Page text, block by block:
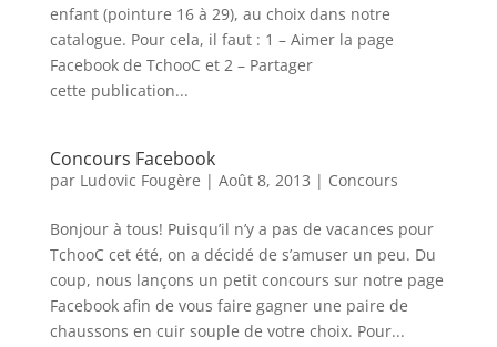
enfant (pointure 16 à 29), au choix dans notre
catalogue. Pour cela, il faut : 1 – Aimer la page
Facebook de TchooC et 2 – Partager
cette publication...
Concours Facebook
par Ludovic Fougère | Août 8, 2013 | Concours
Bonjour à tous! Puisqu’il n’y a pas de vacances pour
TchooC cet été, on a décidé de s’amuser un peu. Du
coup, nous lançons un petit concours sur notre page
Facebook afin de vous faire gagner une paire de
chaussons en cuir souple de votre choix. Pour...